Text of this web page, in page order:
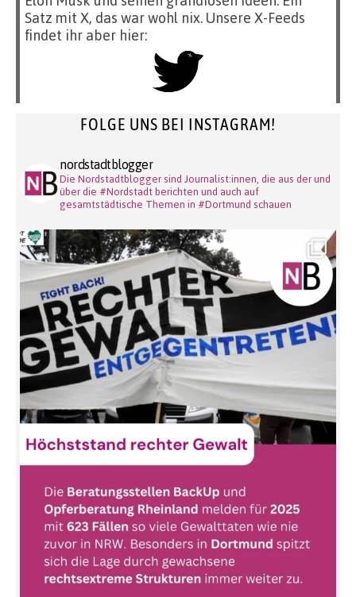
Satz mit X, das war wohl nix. Unsere X-Feeds
findet ihr aber hier:
FOLGE UNS BEI INSTAGRAM!
nordstadtblogger
Die Nordstadtblogger sind Journalist:innen, die aus der und
über die #Nordstadt berichten und auch auf
gesamtstädtische Themen in #Dortmund schauen